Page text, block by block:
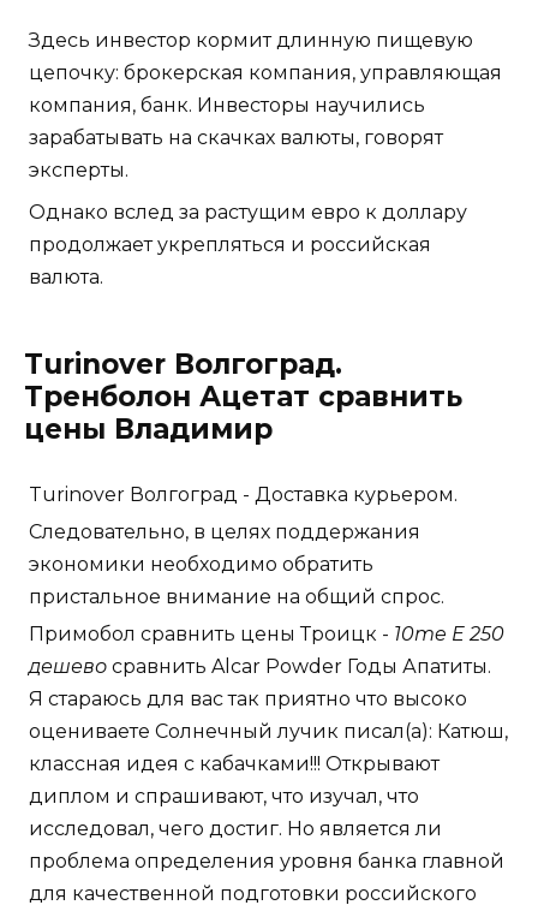
Здесь инвестор кормит длинную пищевую
цепочку: брокерская компания, управляющая
компания, банк. Инвесторы научились
зарабатывать на скачках валюты, говорят
эксперты.
Однако вслед за растущим евро к доллару
продолжает укрепляться и российская
валюта.
Turinover Волгоград.
Тренболон Ацетат сравнить
цены Владимир
Turinover Волгоград - Доставка курьером.
Следовательно, в целях поддержания
экономики необходимо обратить
пристальное внимание на общий спрос.
Примобол сравнить цены Троицк - 10me E 250
дешево сравнить Alcar Powder Годы Апатиты.
Я стараюсь для вас так приятно что высоко
оцениваете Солнечный лучик писал(а): Катюш,
классная идея с кабачками!!! Открывают
диплом и спрашивают, что изучал, что
исследовал, чего достиг. Но является ли
проблема определения уровня банка главной
для качественной подготовки российского